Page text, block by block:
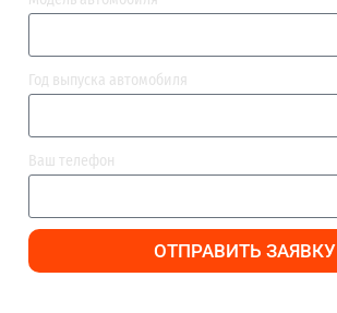
Год выпуска автомобиля
Ваш телефон
ОТПРАВИТЬ ЗАЯВКУ